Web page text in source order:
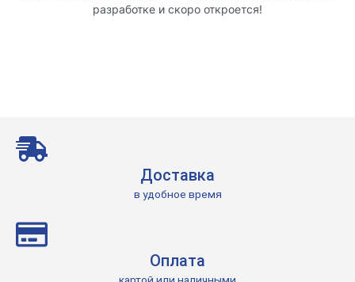
разработке и скоро откроется!
Доставка
в удобное время
Оплата
картой или наличными